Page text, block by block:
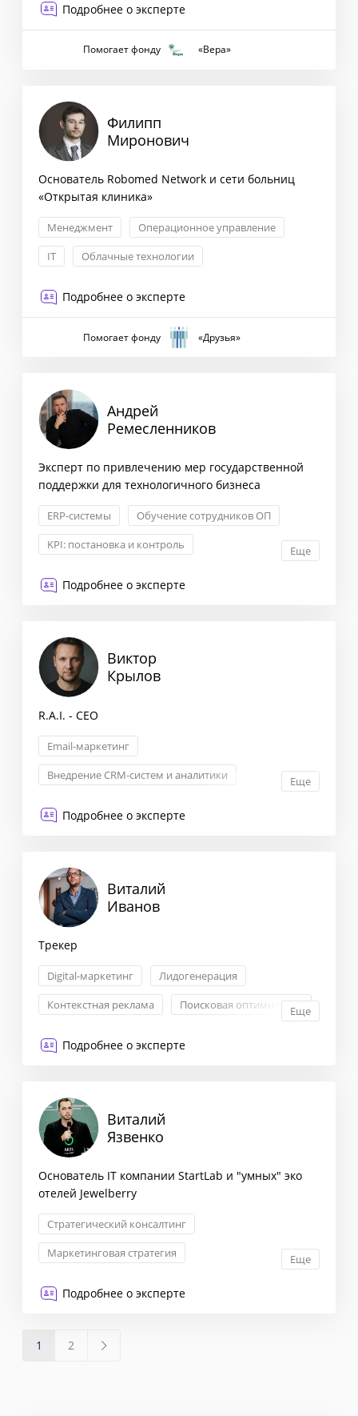
Подробнее о эксперте
Помогает фонду «Вера»
Филипп
Миронович
Основатель Robomed Network и сети больниц
«Открытая клиника»
Менеджмент
Операционное управление
IT
Облачные технологии
Подробнее о эксперте
Помогает фонду «Друзья»
Андрей
Ремесленников
Эксперт по привлечению мер государственной
поддержки для технологичного бизнеса
ERP-системы
Обучение сотрудников ОП
KPI: постановка и контроль
Еще
Подробнее о эксперте
Виктор
Крылов
R.A.I. - CEO
Email-маркетинг
Внедрение CRM-систем и аналитики
Еще
Подробнее о эксперте
Виталий
Иванов
Трекер
Digital-маркетинг
Лидогенерация
Контекстная реклама
Поисковая оптимизация
Еще
Подробнее о эксперте
Виталий
Язвенко
Основатель IT компании StartLab и "умных" эко
отелей Jewelberry
Стратегический консалтинг
Маркетинговая стратегия
Еще
Подробнее о эксперте
1 2